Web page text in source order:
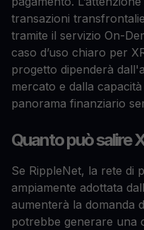
transazioni
tramite il servizio On-
caso d’uso chiaro per
progetto dipenderà
mercato e dalla
panorama finanziario
Quanto può salire
Se RippleNet, la rete di
ampiamente adottata
aumenterà la domanda
potrebbe generare una